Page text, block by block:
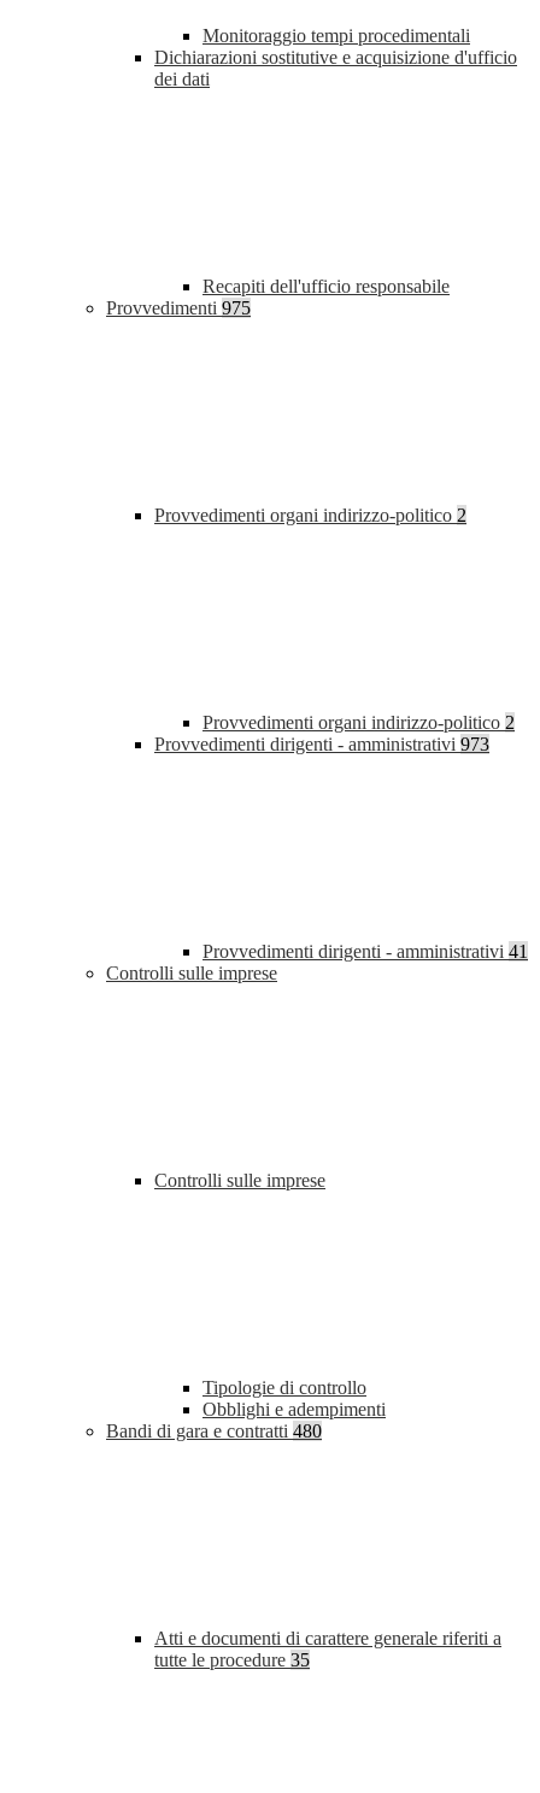
Monitoraggio tempi procedimentali
Dichiarazioni sostitutive e acquisizione d'ufficio
dei dati
Recapiti dell'ufficio responsabile
Provvedimenti 975
Provvedimenti organi indirizzo-politico 2
Provvedimenti organi indirizzo-politico 2
Provvedimenti dirigenti - amministrativi 973
Provvedimenti dirigenti - amministrativi 41
Controlli sulle imprese
Controlli sulle imprese
Tipologie di controllo
Obblighi e adempimenti
Bandi di gara e contratti 480
Atti e documenti di carattere generale riferiti a
tutte le procedure 35